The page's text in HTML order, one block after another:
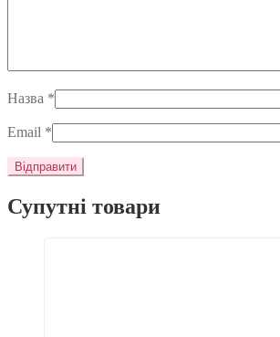
Назва *
Email *
Супутні товари